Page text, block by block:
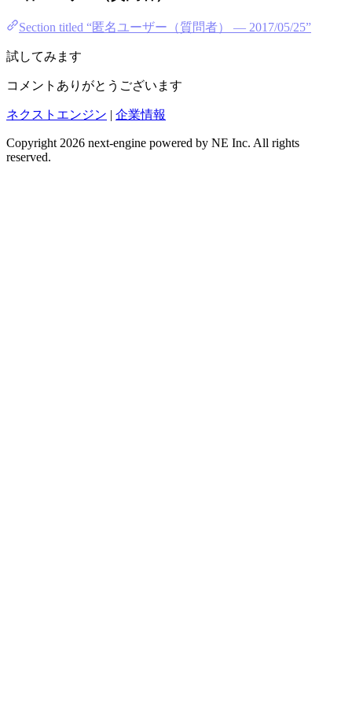
Section titled “匿名ユーザー（質問者） — 2017/05/25”
試してみます
コメントありがとうございます
ネクストエンジン | 企業情報
Copyright 2026 next-engine powered by NE Inc. All rights
reserved.